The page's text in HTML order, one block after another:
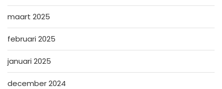
maart 2025
februari 2025
januari 2025
december 2024